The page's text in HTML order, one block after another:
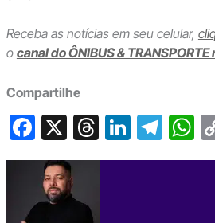
Receba as notícias em seu celular,
o canal do ÔNIBUS &
Compartilhe
F
a
c
e
X T
hr
Li
n
T
el h